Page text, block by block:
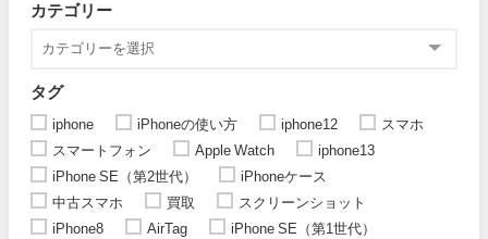
カテゴリー
タグ
iphone iPhoneの使い方 iphone12
スマホ
スマートフォン
Apple Watch
iphone13
iPhone SE（第2世代）
iPhoneケース
中古スマホ
買取
スクリーンショット
iPhone8
AirTag iPhone SE（第1世代）